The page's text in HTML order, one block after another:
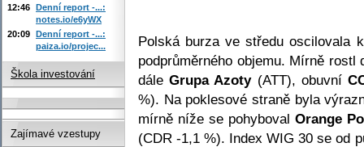
Polská burza ve středu oscilovala
podprůměrného objemu. Mírně rostl
dáleGrupa Azoty(ATT), obuvní
%). Na poklesové straně byla
mírně níže se pohyboval Orange
(CDR -1,1 %). Index WIG 30 se od
12:46 Denní report -...:
notes.io/e6yWX
20:09 Denní report -...:
paiza.io/projec...
Škola investování
Zajímavé vzestupy